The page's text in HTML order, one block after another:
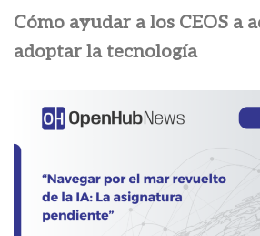
Cómo ayudar a los CEOS a
adoptar la tecnología